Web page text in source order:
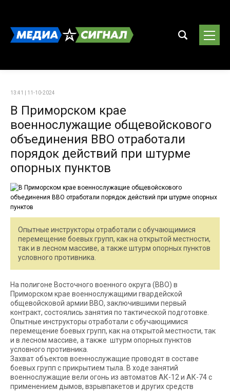
13:41 | 11-10-2024
В Приморском крае
военнослужащие общевойскового
объединения ВВО отработали
порядок действий при штурме
опорных пунктов
Опытные инструкторы отработали с обучающимися
перемещение боевых групп, как на открытой местности,
так и в лесном массиве, а также штурм опорных пунктов
условного противника.
На полигоне Восточного военного округа (ВВО) в
Приморском крае военнослужащими гвардейской
общевойсковой армии ВВО, заключившими первый
контракт, состоялись занятия по тактической подготовке.
Опытные инструкторы отработали с обучающимися
перемещение боевых групп, как на открытой местности, так
и в лесном массиве, а также штурм опорных пунктов
условного противника.
Захват объектов военнослужащие проводят в составе
боевых групп с прикрытием тыла. В ходе занятий
военнослужащие вели огонь из автоматов АК-12 и АК-74 с
применением дымов, взрывпакетов и других средств